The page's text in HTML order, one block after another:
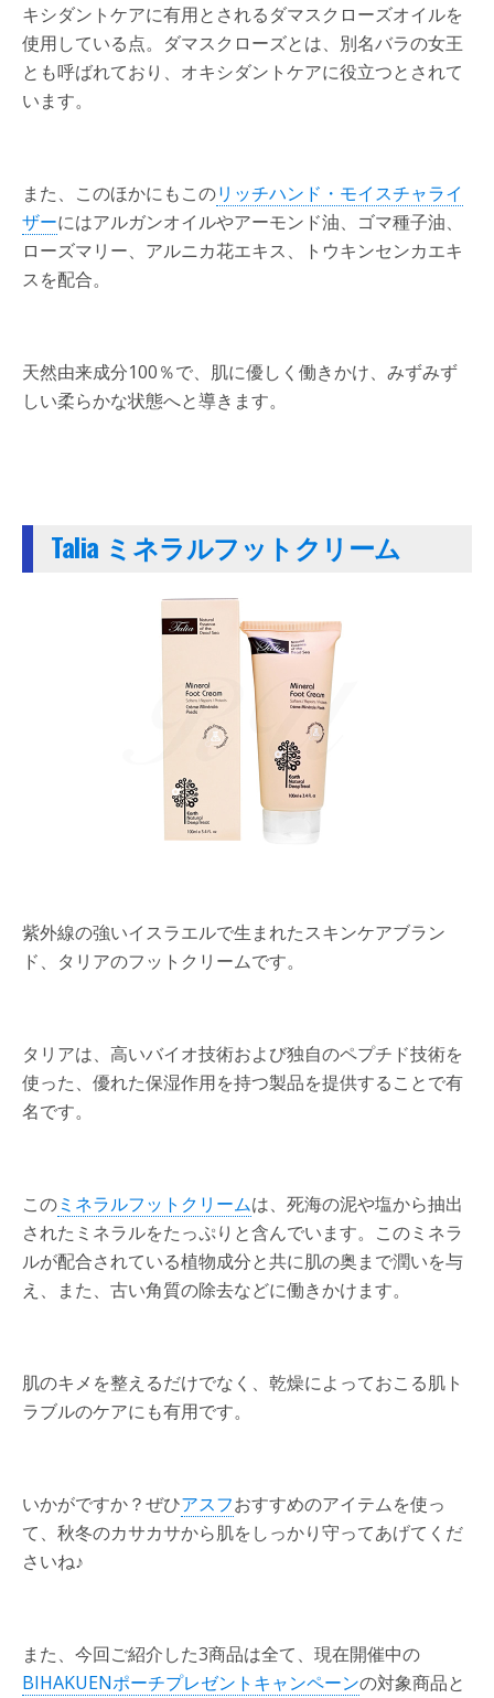
キシダントケアに有用とされるダマスクローズオイルを
使用している点。ダマスクローズとは、別名バラの女王
とも呼ばれており、オキシダントケアに役立つとされて
います。
また、このほかにもこのリッチハンド・モイスチャライ
ザーにはアルガンオイルやアーモンド油、ゴマ種子油、
ローズマリー、アルニカ花エキス、トウキンセンカエキ
スを配合。
天然由来成分100％で、肌に優しく働きかけ、みずみず
しい柔らかな状態へと導きます。
Talia ミネラルフットクリーム
紫外線の強いイスラエルで生まれたスキンケアブラン
ド、タリアのフットクリームです。
タリアは、高いバイオ技術および独自のペプチド技術を
使った、優れた保湿作用を持つ製品を提供することで有
名です。
このミネラルフットクリームは、死海の泥や塩から抽出
されたミネラルをたっぷりと含んでいます。このミネラ
ルが配合されている植物成分と共に肌の奥まで潤いを与
え、また、古い角質の除去などに働きかけます。
肌のキメを整えるだけでなく、乾燥によっておこる肌ト
ラブルのケアにも有用です。
いかがですか？ぜひアスフおすすめのアイテムを使っ
て、秋冬のカサカサから肌をしっかり守ってあげてくだ
さいね♪
また、今回ご紹介した3商品は全て、現在開催中の
BIHAKUENポーチプレゼントキャンペーンの対象商品と